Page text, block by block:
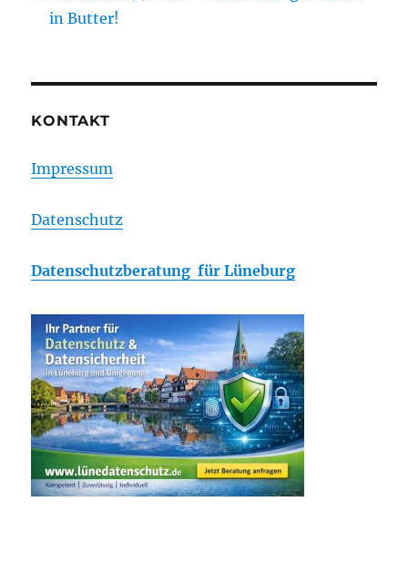
in Butter!
KONTAKT
Impressum
Datenschutz
Datenschutzberatung für Lüneburg